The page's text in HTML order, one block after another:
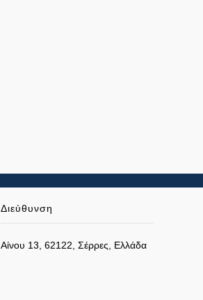
Διεύθυνση
Αίνου 13, 62122, Σέρρες, Ελλάδα